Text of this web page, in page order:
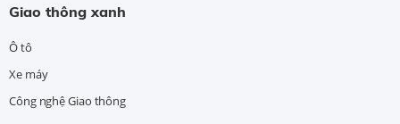
Giao thông xanh
Ô tô
Xe máy
Công nghệ Giao thông